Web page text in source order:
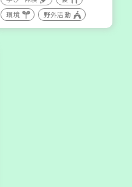
神戸市東灘区
【第3地区本部】「ふれあい
環境
野外活動